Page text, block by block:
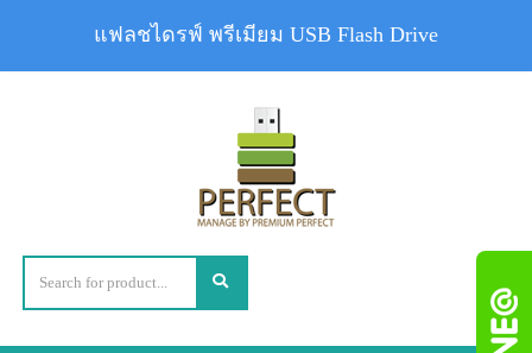
แฟลชไดรฟ์ พรีเมียม USB Flash Drive